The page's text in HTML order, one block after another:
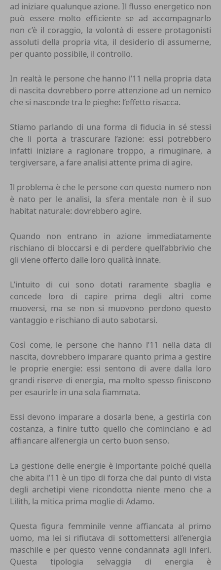
ad iniziare qualunque azione. Il flusso energetico non
può essere molto efficiente se ad accompagnarlo
non c’è il coraggio, la volontà di essere protagonisti
assoluti della propria vita, il desiderio di assumerne,
per quanto possibile, il controllo.
In realtà le persone che hanno l’11 nella propria data
di nascita dovrebbero porre attenzione ad un nemico
che si nasconde tra le pieghe: l’effetto risacca.
Stiamo parlando di una forma di fiducia in sé stessi
che li porta a trascurare l’azione: essi potrebbero
infatti iniziare a ragionare troppo, a rimuginare, a
tergiversare, a fare analisi attente prima di agire.
Il problema è che le persone con questo numero non
è nato per le analisi, la sfera mentale non è il suo
habitat naturale: dovrebbero agire.
Quando non entrano in azione immediatamente
rischiano di bloccarsi e di perdere quell’abbrivio che
gli viene offerto dalle loro qualità innate.
L’intuito di cui sono dotati raramente sbaglia e
concede loro di capire prima degli altri come
muoversi, ma se non si muovono perdono questo
vantaggio e rischiano di auto sabotarsi.
Così come, le persone che hanno l’11 nella data di
nascita, dovrebbero imparare quanto prima a gestire
le proprie energie: essi sentono di avere dalla loro
grandi riserve di energia, ma molto spesso finiscono
per esaurirle in una sola fiammata.
Essi devono imparare a dosarla bene, a gestirla con
costanza, a finire tutto quello che cominciano e ad
affiancare all’energia un certo buon senso.
La gestione delle energie è importante poiché quella
che abita l’11 è un tipo di forza che dal punto di vista
degli archetipi viene ricondotta niente meno che a
Lilith, la mitica prima moglie di Adamo.
Questa figura femminile venne affiancata al primo
uomo, ma lei si rifiutava di sottomettersi all’energia
maschile e per questo venne condannata agli inferi.
Questa tipologia selvaggia di energia è